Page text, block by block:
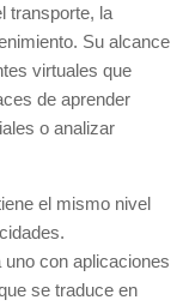
transporte, la
Su alcance
virtuales que
de aprender
o analizar
el mismo nivel
uno con aplicaciones
se traduce en